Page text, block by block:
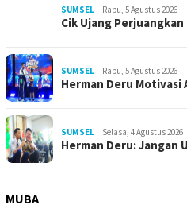
SUMSEL Rabu, 5 Agustus 2026
Cik Ujang
SUMSEL Rabu, 5 Agustus 2026
Herman Deru
SUMSEL Selasa, 4 Agustus 2026
Herman Deru: Jangan
MUBA